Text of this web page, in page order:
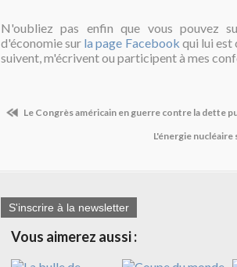
N'oubliez pas enfin que vous pouvez
d'économie sur la page Facebook qui lui est
suivent, m'écrivent ou participent à mes
Le Congrès américain en guerre contre la dette
L'énergie
S'inscrire à la newsletter
Vous aimerez aussi :